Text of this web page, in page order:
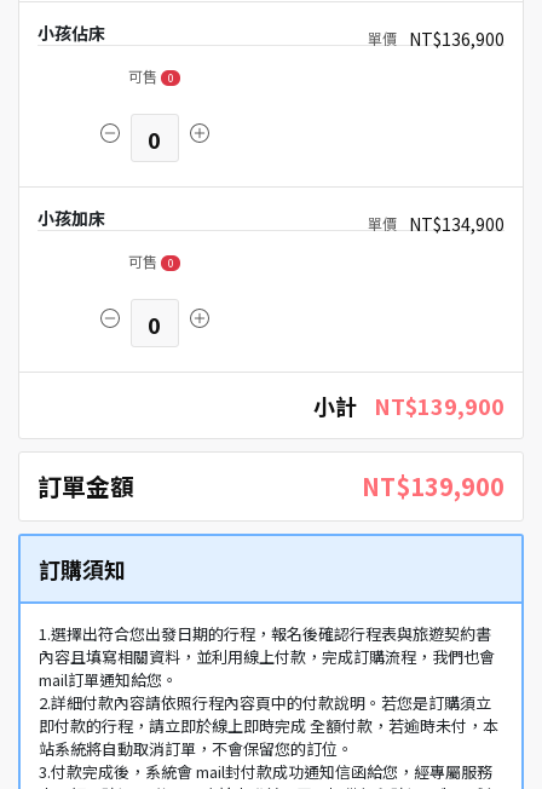
小孩佔床 NT$136,900
可售 0
0
小孩加床 NT$134,900
可售 0
0
小計 NT$139,900
訂單金額 NT$139,900
訂購須知
1.選擇出符合您出發日期的行程，報名後確認行程表與旅遊契約書
內容且填寫相關資料，並利用線上付款，完成訂購流程，我們也會
mail訂單通知給您。
2.詳細付款內容請依照行程內容頁中的付款說明。若您是訂購須立
即付款的行程，請立即於線上即時完成 全額付款，若逾時未付，本
站系統將自動取消訂單，不會保留您的訂位。
3.付款完成後，系統會 mail封付款成功通知信函給您，經專屬服務